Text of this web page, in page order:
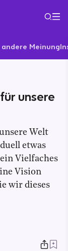
andere Meinung
unsere
Welt
etwas
Vielfaches
Vision
wir dieses